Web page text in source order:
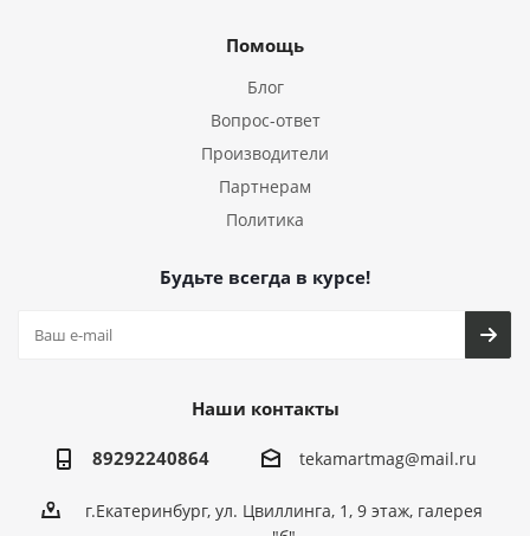
Помощь
Блог
Вопрос-ответ
Производители
Партнерам
Политика
Будьте всегда в курсе!
Наши контакты
89292240864 tekamartmag@mail.ru
г.Екатеринбург, ул. Цвиллинга, 1, 9 этаж, галерея